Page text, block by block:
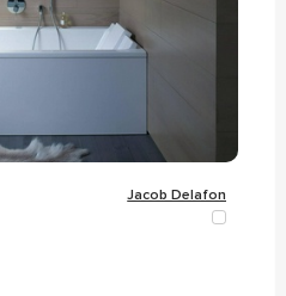
Jacob Delafon